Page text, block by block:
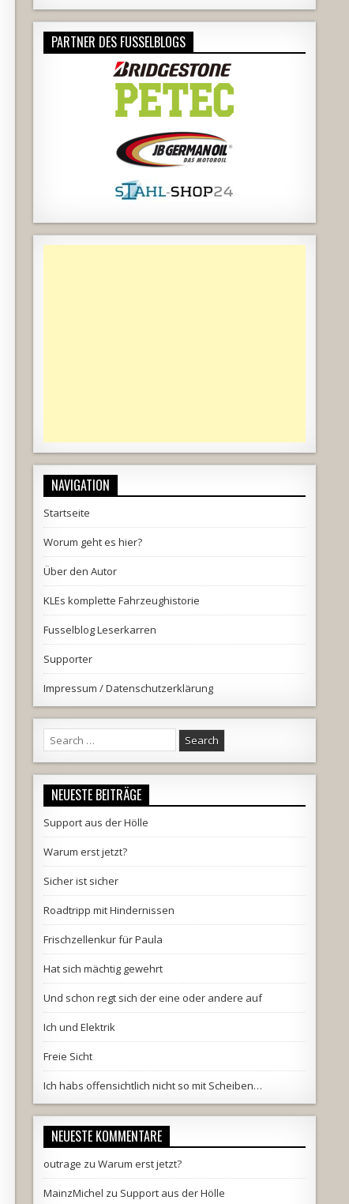
PARTNER DES FUSSELBLOGS
NAVIGATION
Startseite
Worum geht es hier?
Über den Autor
KLEs komplette Fahrzeughistorie
Fusselblog Leserkarren
Supporter
Impressum / Datenschutzerklärung
Search
for:
NEUESTE BEITRÄGE
Support aus der Hölle
Warum erst jetzt?
Sicher ist sicher
Roadtripp mit Hindernissen
Frischzellenkur für Paula
Hat sich mächtig gewehrt
Und schon regt sich der eine oder andere auf
Ich und Elektrik
Freie Sicht
Ich habs offensichtlich nicht so mit Scheiben…
NEUESTE KOMMENTARE
outrage zu Warum erst jetzt?
MainzMichel zu Support aus der Hölle